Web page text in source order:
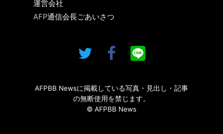
運営会社
AFP通信会長ごあいさつ
AFPBB Newsに掲載している写真・見出し・記事
の無断使用を禁じます。
© AFPBB News